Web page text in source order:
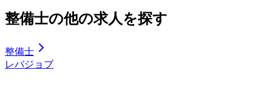
整備士の他の求人を探す
整備士
レバジョブ